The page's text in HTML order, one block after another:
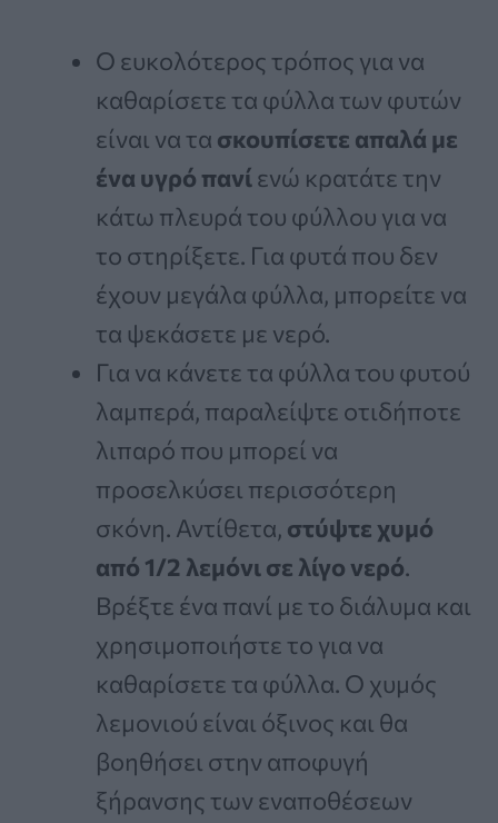
Ο ευκολότερος τρόπος για να
καθαρίσετε τα φύλλα των φυτών
είναι να τα σκουπίσετε απαλά με
ένα υγρό πανίενώ κρατάτε την
κάτω πλευρά του φύλλου για να
το στηρίξετε. Για φυτά που δεν
έχουν μεγάλα φύλλα, μπορείτε να
τα ψεκάσετε με νερό.
Για να κάνετε τα φύλλα του φυτού
λαμπερά, παραλείψτε οτιδήποτε
λιπαρό που μπορεί να
προσελκύσει περισσότερη
σκόνη. Αντίθετα, στύψτε χυμό
από 1/2 λεμόνι σε λίγο νερό.
Βρέξτε ένα πανί με το διάλυμα και
χρησιμοποιήστε το για να
καθαρίσετε τα φύλλα. Ο χυμός
λεμονιού είναι όξινος και θα
βοηθήσει στην αποφυγή
ξήρανσης των εναποθέσεων